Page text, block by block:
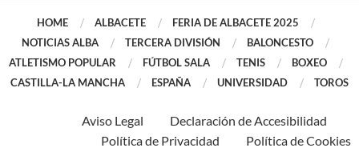
HOME ALBACETE
FERIA DE ALBACETE 2025
NOTICIAS ALBA
TERCERA DIVISIÓN
BALONCESTO
ATLETISMO POPULAR
FÚTBOL SALA TENIS
BOXEO
CASTILLA-LA MANCHA
ESPAÑA UNIVERSIDAD TOROS
Aviso Legal
Declaración de Accesibilidad
Política de Privacidad
Política de Cookies